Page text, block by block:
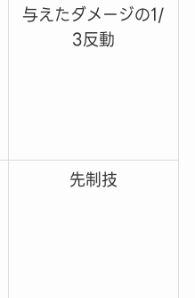
与えたダメージの1/
3反動
先制技